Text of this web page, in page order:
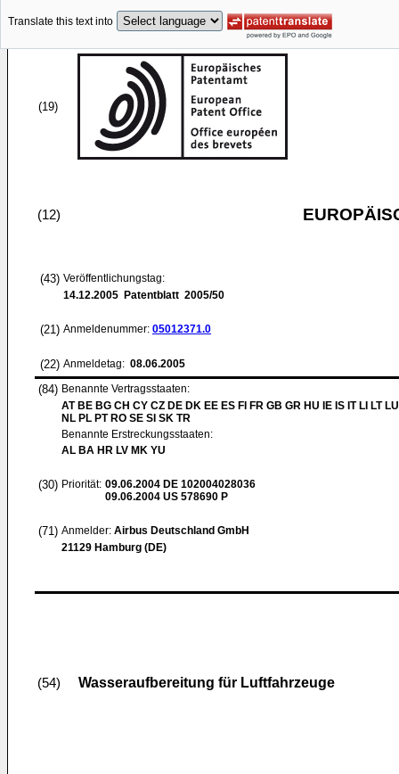
Translate this text into
(19)
(12)
(43) Veröffentlichungstag:
14.12.2005 Patentblatt 2005/50
(21) Anmeldenummer: 05012371.0
(22) Anmeldetag: 08.06.2005
(84) Benannte Vertragsstaaten:
AT BE BG CH CY CZ DE DK EE ES FI FR GB GR HU IE IS IT LI LT
NL PL PT RO SE SI SK TR
Benannte Erstreckungsstaaten:
AL BA HR LV MK YU
(30) Priorität: 09.06.2004 DE 102004028036
09.06.2004 US 578690 P
(71) Anmelder: Airbus Deutschland GmbH
21129 Hamburg (DE)
(54) Wasseraufbereitung für Luftfahrzeuge